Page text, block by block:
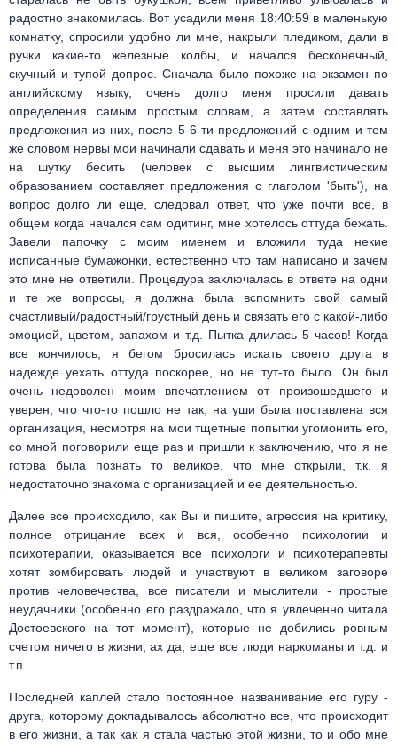
радостно знакомилась. Вот усадили меня 18:40:59 в маленькую
комнатку, спросили удобно ли мне, накрыли пледиком, дали в
ручки какие-то железные колбы, и начался бесконечный,
скучный и тупой допрос. Сначала было похоже на экзамен по
английскому языку, очень долго меня просили давать
определения самым простым словам, а затем составлять
предложения из них, после 5-6 ти предложений с одним и тем
же словом нервы мои начинали сдавать и меня это начинало не
на шутку бесить (человек с высшим лингвистическим
образованием составляет предложения с глаголом 'быть'), на
вопрос долго ли еще, следовал ответ, что уже почти все, в
общем когда начался сам одитинг, мне хотелось оттуда бежать.
Завели папочку с моим именем и вложили туда некие
исписанные бумажонки, естественно что там написано и зачем
это мне не ответили. Процедура заключалась в ответе на одни
и те же вопросы, я должна была вспомнить свой самый
счастливый/радостный/грустный день и связать его с какой-либо
эмоцией, цветом, запахом и т.д. Пытка длилась 5 часов! Когда
все кончилось, я бегом бросилась искать своего друга в
надежде уехать оттуда поскорее, но не тут-то было. Он был
очень недоволен моим впечатлением от произошедшего и
уверен, что что-то пошло не так, на уши была поставлена вся
организация, несмотря на мои тщетные попытки угомонить его,
со мной поговорили еще раз и пришли к заключению, что я не
готова была познать то великое, что мне открыли, т.к. я
недостаточно знакома с организацией и ее деятельностью.
Далее все происходило, как Вы и пишите, агрессия на критику,
полное отрицание всех и вся, особенно психологии и
психотерапии, оказывается все психологи и психотерапевты
хотят зомбировать людей и участвуют в великом заговоре
против человечества, все писатели и мыслители - простые
неудачники (особенно его раздражало, что я увлеченно читала
Достоевского на тот момент), которые не добились ровным
счетом ничего в жизни, ах да, еще все люди наркоманы и т.д. и
т.п.
Последней каплей стало постоянное названивание его гуру -
друга, которому докладывалось абсолютно все, что происходит
в его жизни, а так как я стала частью этой жизни, то и обо мне